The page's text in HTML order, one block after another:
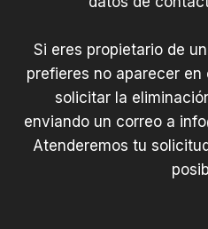
Si eres propietario de
prefieres no aparecer
solicitar la
enviando un correo a
Atenderemos tu